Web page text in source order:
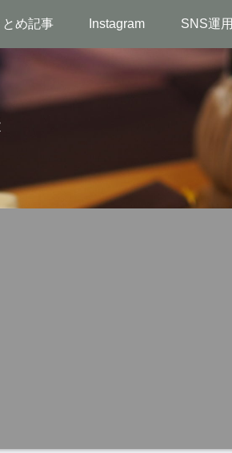
とめ記事 Instagram SNS運用